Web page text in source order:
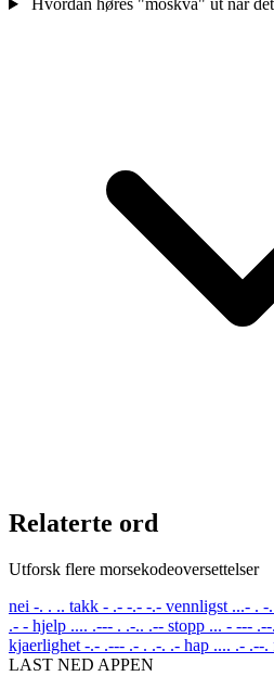
Hvordan høres "moskva" ut når
Relaterte ord
Utforsk flere morsekodeoversettelser
nei -. . .. takk - .- -.- -.- vennligst ...- . -
.- - hjelp .... .--- . .-.. .-- stopp ... - ---
kjaerlighet -.- .--- .- . .-. .- hap .... .- .--.
LAST NED APPEN